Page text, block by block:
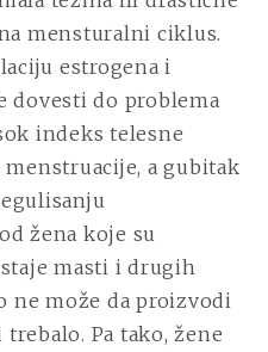
mensturalni ciklus.
estrogena i
dovesti do problema
indeks telesne
a gubitak
žena koje su
masti i drugih
ne može da proizvodi
Pa tako, žene